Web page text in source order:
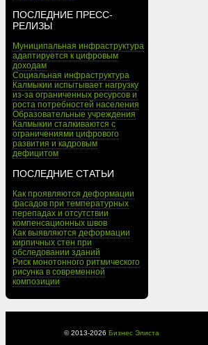
ПОСЛЕДНИЕ ПРЕСС-
РЕЛИЗЫ
Муниципальная инфраструктура
адаптируется к цифровым
доходам
Социальная инфраструктура
Калмыкии испытывает нагрузку
из-за ограниченных ресурсов и
роста потребностей населения
Образовательные учреждения
Калмыкии сталкиваются с
ограничениями цифрового
развития и кадровым
дефицитом
ПОСЛЕДНИЕ СТАТЬИ
Как проявляются деформации
фасадов при температурных
перепадах и отсутствии
компенсационных швов
Как выявляются деформации
кирпичных стен при
обследовании зданий
Риск монотонного ритмического
рисунка в современной
композиции
© 2013-2026 Бизнес Элиста